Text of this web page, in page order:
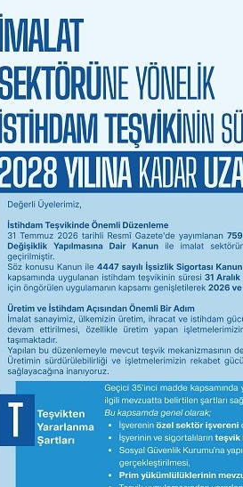
YAYINLARIMIZ
Faaliyet Raporları
2025 Yılı Faaliyet
Raporu
2024 Yılı Faaliyet